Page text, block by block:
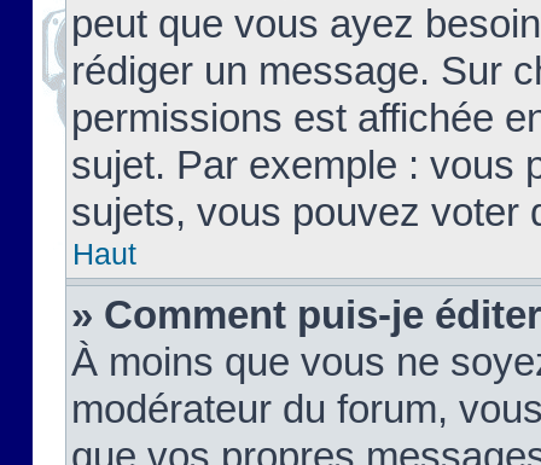
peut que vous ayez
rédiger un message. Sur
permissions est affichée
sujet. Par exemple : vous
sujets, vous pouvez voter
Haut
» Comment puis-je
À moins que vous ne
modérateur du forum,
que vos propres